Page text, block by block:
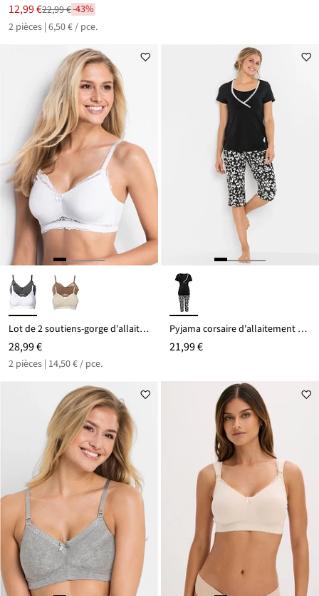
Le
nouveau
prix
12,99 €
Remise
à
22,99 €-43%
2 pièces | 6,50 € / pce.
Lot de 2 soutiens-gorge d'allaitement sans armatures avec coton
28,99 €
2 pièces | 14,50 € / pce.
Pyjama corsaire d'allaitement coton
21,99 €